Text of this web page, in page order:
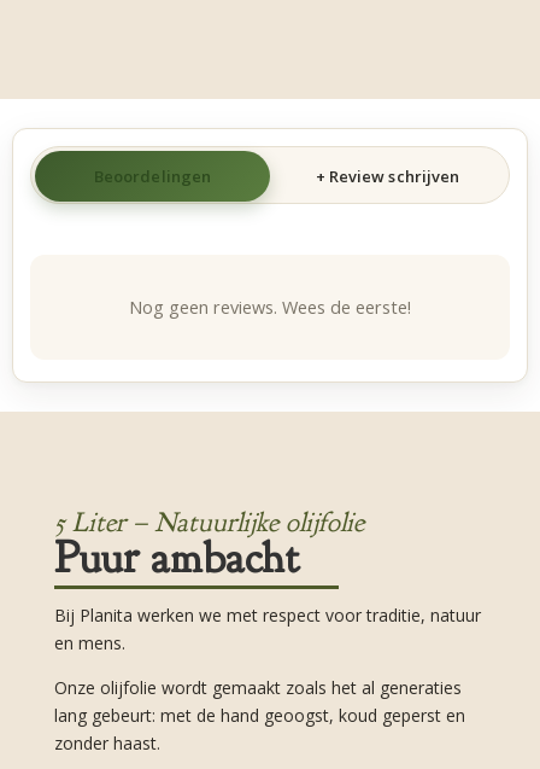
Beoordelingen + Review schrijven
Nog geen reviews. Wees de eerste!
5 Liter – Natuurlijke olijfolie
Puur ambacht
Bij Planita werken we met respect voor traditie, natuur
en mens.
Onze olijfolie wordt gemaakt zoals het al generaties
lang gebeurt: met de hand geoogst, koud geperst en
zonder haast.